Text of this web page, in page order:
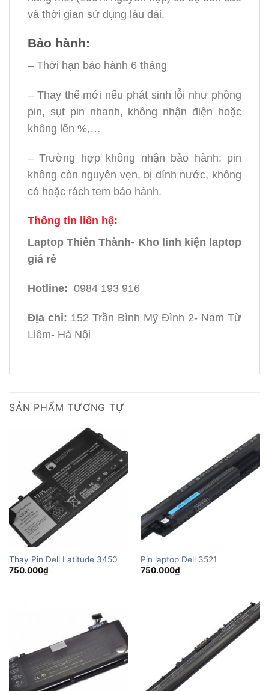
và thời gian sử dụng lâu dài.
Bảo hành:
– Thời hạn bảo hành 6 tháng
– Thay thế mới nếu phát sinh lỗi như phồng
pin, sụt pin nhanh, không nhận điện hoặc
không lên %,…
– Trường hợp không nhận bảo hành: pin
không còn nguyên vẹn, bị dính nước, không
có hoặc rách tem bảo hành.
Thông tin liên hệ:
Laptop Thiên Thành- Kho linh kiện laptop
giá rẻ
Hotline: 0984 193 916
Địa chỉ: 152 Trần Bình Mỹ Đình 2- Nam Từ
Liêm- Hà Nội
SẢN PHẨM TƯƠNG TỰ
Thay Pin Dell Latitude 3450
750.000₫
Pin laptop Dell 3521
750.000₫